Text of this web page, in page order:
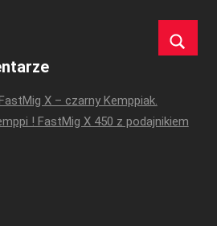
X – czarny Kemppiak.
! FastMig X 450 z podajnikiem